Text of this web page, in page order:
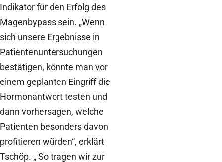
Indikator für den Erfolg des
Magenbypass sein. „Wenn
sich unsere Ergebnisse in
Patientenuntersuchungen
bestätigen, könnte man vor
einem geplanten Eingriff die
Hormonantwort testen und
dann vorhersagen, welche
Patienten besonders davon
profitieren würden“, erklärt
Tschöp. „ So tragen wir zur